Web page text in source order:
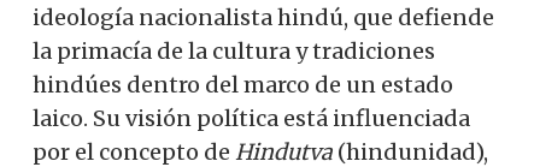
ideología nacionalista hindú, que defiende
la primacía de la cultura y tradiciones
hindúes dentro del marco de un estado
laico. Su visión política está influenciada
por el concepto de Hindutva (hindunidad),